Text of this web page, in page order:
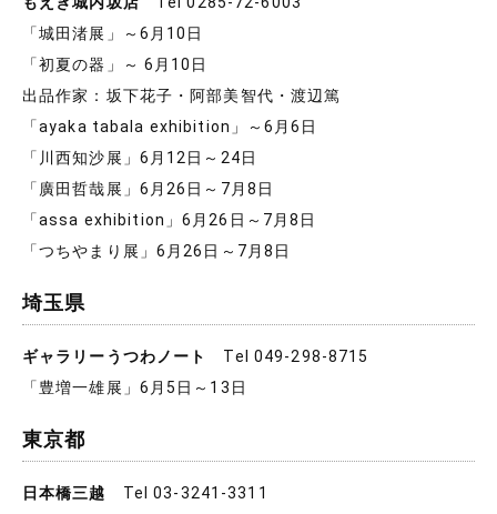
「城田渚展」～6月10日
「初夏の器」～ 6月10日
出品作家：坂下花子・阿部美智代・渡辺篤
「ayaka tabala exhibition」～6月6日
「川西知沙展」6月12日～24日
「廣田哲哉展」6月26日～7月8日
「assa exhibition」6月26日～7月8日
「つちやまり展」6月26日～7月8日
埼玉県
ギャラリーうつわノート
Tel 049-298-8715
「豊増一雄展」6月5日～13日
東京都
日本橋三越
Tel 03-3241-3311